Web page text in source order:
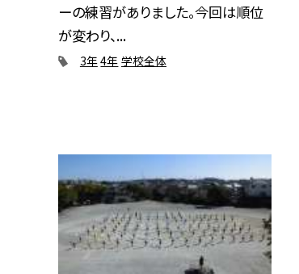
ーの練習がありました。今回は順位
が変わり、...
3年4年 学校全体